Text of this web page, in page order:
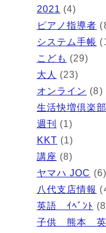
2021 (4)
ピアノ指導者
システム手帳
こども (29)
大人
(23)
オンライン (8)
生活快増倶楽部
週刊
(1)
KKT (1)
講座 (8)
ヤマハ JOC (6)
八代支店情報
英語 ｲﾍﾞﾝﾄ
子供 熊本 英